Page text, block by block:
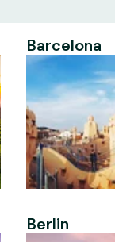
Barcelona
Berlin